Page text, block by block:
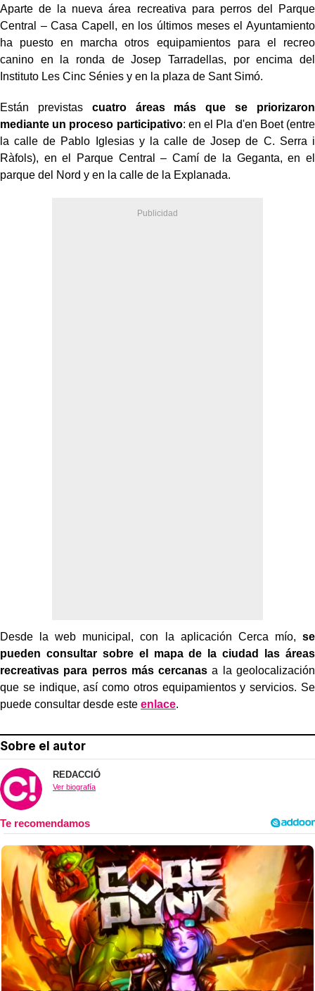
Aparte de la nueva área recreativa para perros del Parque
Central – Casa Capell, en los últimos meses el Ayuntamiento
ha puesto en marcha otros equipamientos para el recreo
canino en la ronda de Josep Tarradellas, por encima del
Instituto Les Cinc Sénies y en la plaza de Sant Simó.
Están previstas cuatro áreas más que se priorizaron
mediante un proceso participativo: en el Pla d'en Boet (entre
la calle de Pablo Iglesias y la calle de Josep de C. Serra i
Ràfols), en el Parque Central – Camí de la Geganta, en el
parque del Nord y en la calle de la Explanada.
Desde la web municipal, con la aplicación Cerca mío, se
pueden consultar sobre el mapa de la ciudad las áreas
recreativas para perros más cercanas a la geolocalización
que se indique, así como otros equipamientos y servicios. Se
puede consultar desde este enlace.
Sobre el autor
REDACCIÓ
Ver biografía